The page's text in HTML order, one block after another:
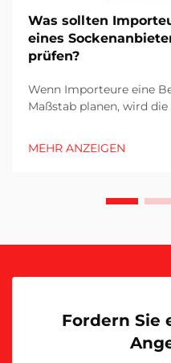
Was sollten
eines
prüfen?
Wenn Importeure eine
Maßstab planen, wird
Markennamen
MEHR ANZEIGEN
Fordern Sie